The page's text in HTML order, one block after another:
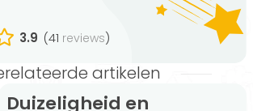
3.9 (41 reviews)
artikelen
Duizeligheid en